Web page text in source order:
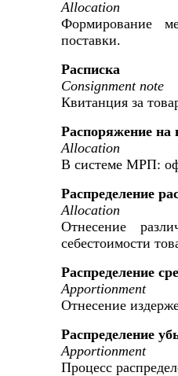
Allocation
Формирование
поставки.
Расписка
Consignment note
Квитанция за
Распоряжение на
Allocation
В системе МРП:
Распределение
Allocation
Отнесение
себестоимости
Распределение
Apportionment
Отнесение
Распределение
Apportionment
Процесс